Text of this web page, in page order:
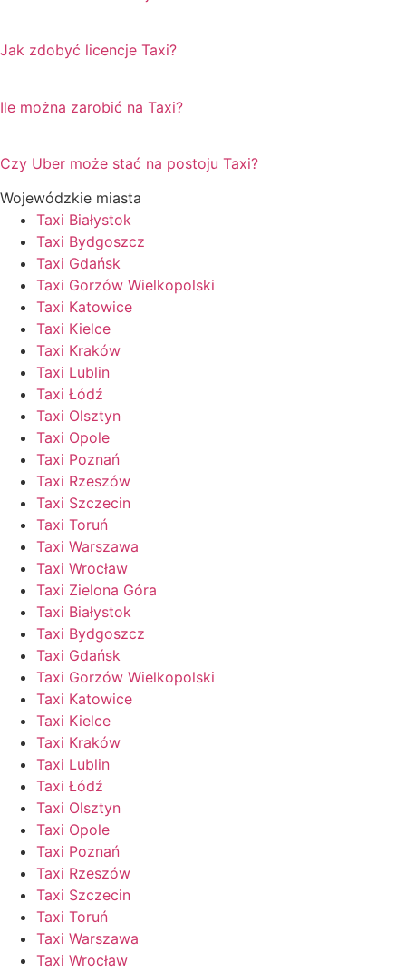
Jak zdobyć licencje Taxi?
Ile można zarobić na Taxi?
Czy Uber może stać na postoju Taxi?
Wojewódzkie miasta
Taxi Białystok
Taxi Bydgoszcz
Taxi Gdańsk
Taxi Gorzów Wielkopolski
Taxi Katowice
Taxi Kielce
Taxi Kraków
Taxi Lublin
Taxi Łódź
Taxi Olsztyn
Taxi Opole
Taxi Poznań
Taxi Rzeszów
Taxi Szczecin
Taxi Toruń
Taxi Warszawa
Taxi Wrocław
Taxi Zielona Góra
Taxi Białystok
Taxi Bydgoszcz
Taxi Gdańsk
Taxi Gorzów Wielkopolski
Taxi Katowice
Taxi Kielce
Taxi Kraków
Taxi Lublin
Taxi Łódź
Taxi Olsztyn
Taxi Opole
Taxi Poznań
Taxi Rzeszów
Taxi Szczecin
Taxi Toruń
Taxi Warszawa
Taxi Wrocław